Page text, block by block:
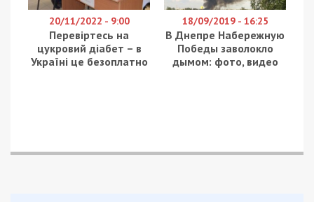
На тлі обмеження TikTok в низці країн, на сайті
президента 24
березнязареєстрували
електронну петицію про
заборону TikTok в Україні.
Facebook
Telegram
Twitter
WhatsApp
ViberEmail